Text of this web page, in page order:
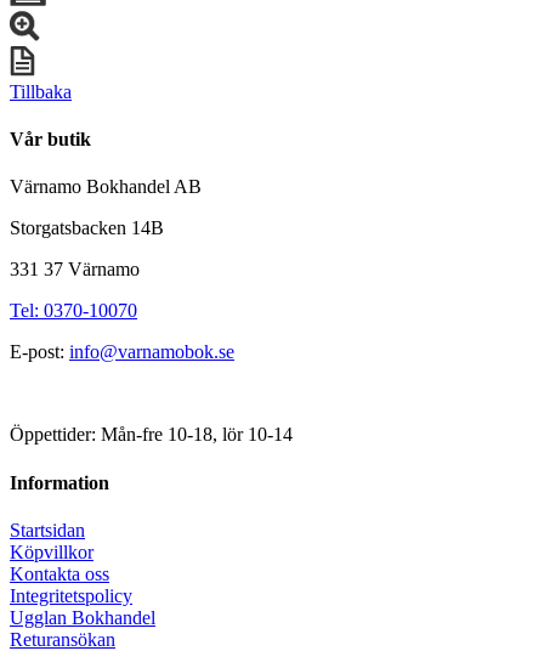
Tillbaka
Vår butik
Värnamo Bokhandel AB
Storgatsbacken 14B
331 37 Värnamo
Tel: 0370-10070
E-post: info@varnamobok.se
Öppettider: Mån-fre 10-18, lör 10-14
Information
Startsidan
Köpvillkor
Kontakta oss
Integritetspolicy
Ugglan Bokhandel
Returansökan